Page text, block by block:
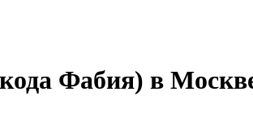
Фабия) в